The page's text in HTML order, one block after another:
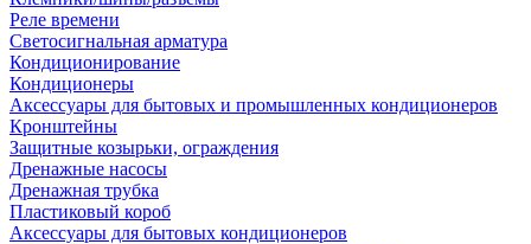
Реле времени
Светосигнальная арматура
Кондиционирование
Кондиционеры
Аксессуары для бытовых и промышленных кондиционеров
Кронштейны
Защитные козырьки, ограждения
Дренажные насосы
Дренажная трубка
Пластиковый короб
Аксессуары для бытовых кондиционеров